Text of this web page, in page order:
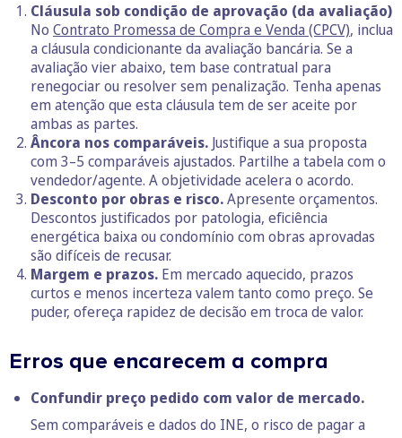
Cláusula sob condição de aprovação (da avaliação)
No Contrato Promessa de Compra e Venda (CPCV), inclua
a cláusula condicionante da avaliação bancária. Se a
avaliação vier abaixo, tem base contratual para
renegociar ou resolver sem penalização. Tenha apenas
em atenção que esta cláusula tem de ser aceite por
ambas as partes.
Âncora nos comparáveis. Justifique a sua proposta
com 3–5 comparáveis ajustados. Partilhe a tabela com o
vendedor/agente. A objetividade acelera o acordo.
Desconto por obras e risco.Apresente orçamentos.
Descontos justificados por patologia, eficiência
energética baixa ou condomínio com obras aprovadas
são difíceis de recusar.
Margem e prazos. Em mercado aquecido, prazos
curtos e menos incerteza valem tanto como preço. Se
puder, ofereça rapidez de decisão em troca de valor.
Erros que encarecem a compra
Confundir preço pedido com valor de mercado.
Sem comparáveis e dados do INE, o risco de pagar a